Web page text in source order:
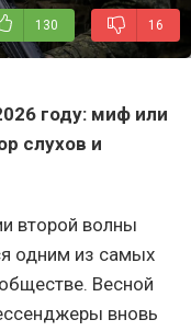
130 16
году: миф или
слухов и
второй волны
одним из самых
Весной
вновь